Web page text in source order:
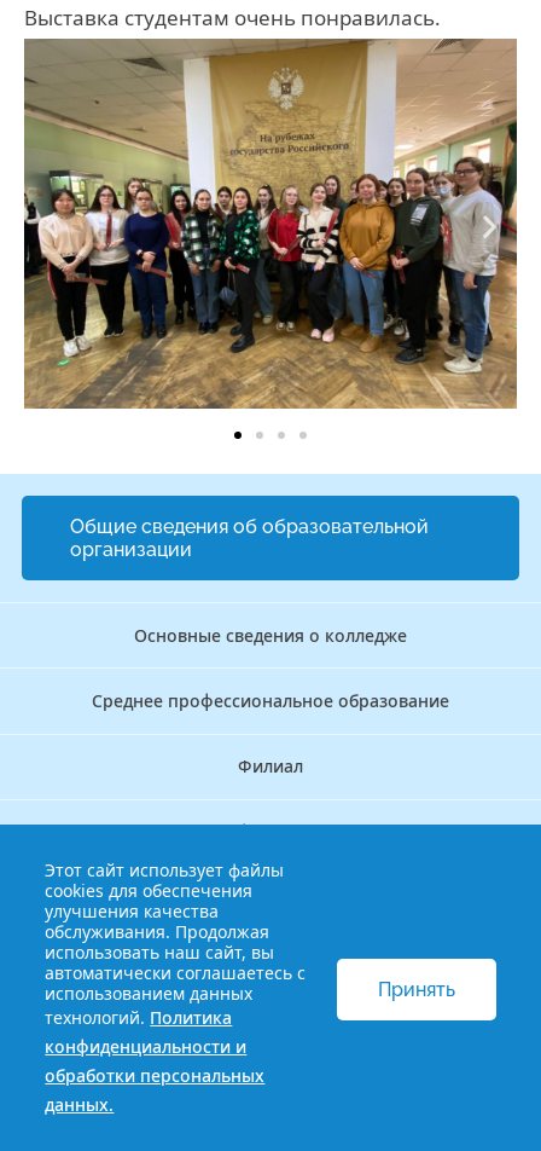
Выставка студентам очень понравилась.
Общие сведения об образовательной
организации
Основные сведения о колледже
Среднее профессиональное образование
Филиал
Дополнительное профессиональное образование
Аккредитационно — симуляционный центр
Бережливый колледж
© 2013-2021 Краснодарский краевой базовый медицинский
колледж
Политика конфиденциальности и обработки
персональных данных
Этот сайт использует файлы
cookies для обеспечения
улучшения качества
обслуживания. Продолжая
использовать наш сайт, вы
автоматически соглашаетесь с
использованием данных
технологий. Политика
конфиденциальности и
обработки персональных
данных.
Принять